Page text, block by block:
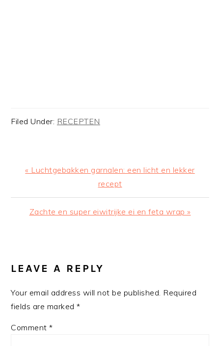
Filed Under: RECEPTEN
Previous
« Luchtgebakken garnalen: een licht en lekker
recept
Next
Zachte en super eiwitrijke ei en feta wrap »
INTERACTIONS
LEAVE A REPLY
Your email address will not be published. Required
fields are marked*
Comment*